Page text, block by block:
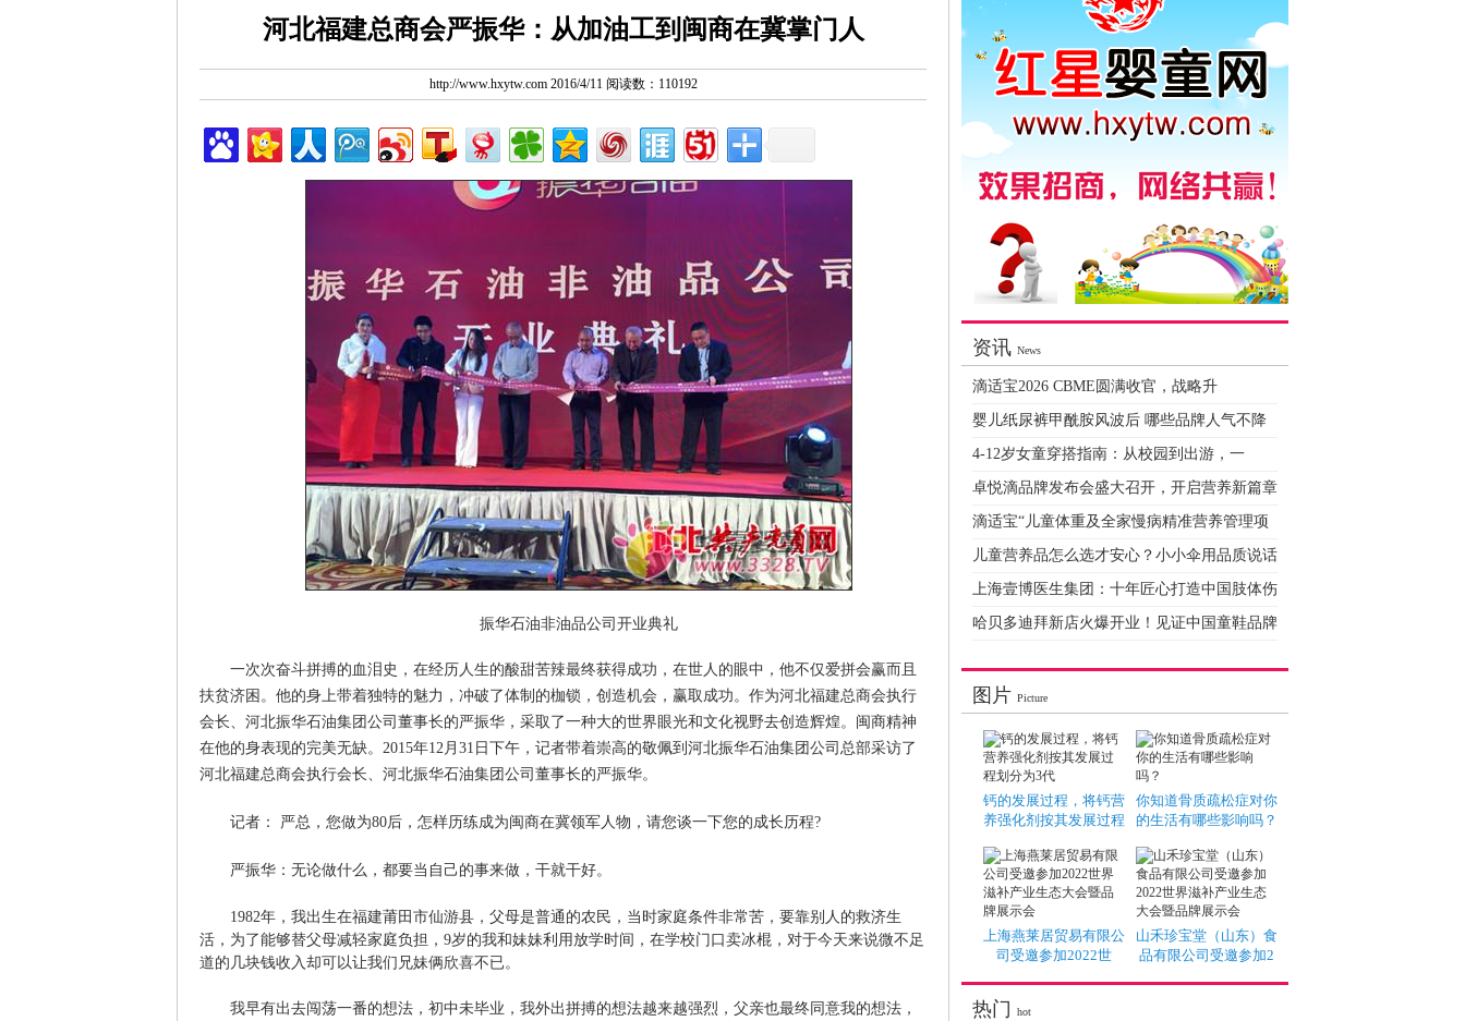
河北福建总商会严振华：从加油工到闽商在冀掌门人
http://www.hxytw.com 2016/4/11 阅读数：110192
振华石油非油品公司开业典礼
一次次奋斗拼搏的血泪史，在经历人生的酸甜苦辣最终获得成功，在世人的眼中，他不仅爱拼会赢而且
扶贫济困。他的身上带着独特的魅力，冲破了体制的枷锁，创造机会，赢取成功。作为河北福建总商会执行
会长、河北振华石油集团公司董事长的严振华，采取了一种大的世界眼光和文化视野去创造辉煌。闽商精神
在他的身表现的完美无缺。2015年12月31日下午，记者带着崇高的敬佩到河北振华石油集团公司总部采访了
河北福建总商会执行会长、河北振华石油集团公司董事长的严振华。
记者： 严总，您做为80后，怎样历练成为闽商在冀领军人物，请您谈一下您的成长历程?
严振华：无论做什么，都要当自己的事来做，干就干好。
1982年，我出生在福建莆田市仙游县，父母是普通的农民，当时家庭条件非常苦，要靠别人的救济生
活，为了能够替父母减轻家庭负担，9岁的我和妹妹利用放学时间，在学校门口卖冰棍，对于今天来说微不足
道的几块钱收入却可以让我们兄妹俩欣喜不已。
我早有出去闯荡一番的想法，初中未毕业，我外出拼搏的想法越来越强烈，父亲也最终同意我的想法，
资讯 News
滴适宝2026 CBME圆满收官，战略升
婴儿纸尿裤甲酰胺风波后 哪些品牌人气不降
4-12岁女童穿搭指南：从校园到出游，一
卓悦滴品牌发布会盛大召开，开启营养新篇章
滴适宝“儿童体重及全家慢病精准营养管理项
儿童营养品怎么选才安心？小小伞用品质说话
上海壹博医生集团：十年匠心打造中国肢体伤
哈贝多迪拜新店火爆开业！见证中国童鞋品牌
图片 Picture
钙的发展过程，将钙营
养强化剂按其发展过程
你知道骨质疏松症对你
的生活有哪些影响吗？
上海燕莱居贸易有限公
司受邀参加2022世
山禾珍宝堂（山东）食
品有限公司受邀参加2
热门 hot